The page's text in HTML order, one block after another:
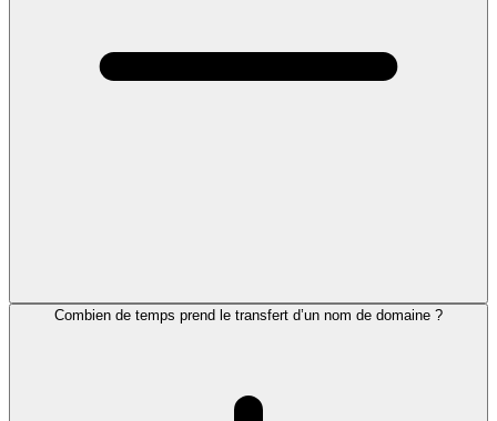
Combien de temps prend le transfert d’un nom de domaine ?